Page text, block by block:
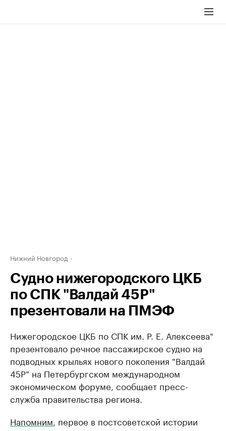
Нижний Новгород
Cудно нижегородского ЦКБ
по СПК "Валдай 45Р"
презентовали на ПМЭФ
Нижегородское ​ЦКБ по СПК им. Р. Е. Алексеева"
презентовало ​речное пассажирское судно на
подводных крыльях нового поколения "Валдай
45Р" на Петербургском международном
экономическом форуме, сообщает пресс-
служба правительства региона.
Напомним , первое в постсоветской истории